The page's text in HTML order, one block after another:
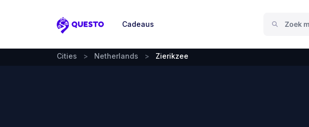
Questo
Cadeaus
Cities > Netherlands > Zierikzee